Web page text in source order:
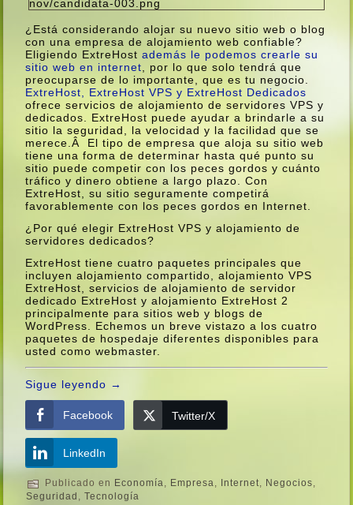
¿Está considerando alojar su nuevo sitio web o blog
con una empresa de alojamiento web confiable?
Eligiendo ExtreHostademás le podemos crearle su
sitio web en internet , por lo que solo tendrá que
preocuparse de lo importante, que es tu negocio.
ExtreHost, ExtreHost VPS y ExtreHost Dedicados
ofrece servicios de alojamiento de servidores VPS y
dedicados. ExtreHost puede ayudar a brindarle a su
sitio la seguridad, la velocidad y la facilidad que se
merece.Â El tipo de empresa que aloja su sitio web
tiene una forma de determinar hasta qué punto su
sitio puede competir con los peces gordos y cuánto
tráfico y dinero obtiene a largo plazo. Con
ExtreHost, su sitio seguramente competirá
favorablemente con los peces gordos en Internet.
¿Por qué elegir ExtreHost VPS y alojamiento de
servidores dedicados?
ExtreHost tiene cuatro paquetes principales que
incluyen alojamiento compartido, alojamiento VPS
ExtreHost, servicios de alojamiento de servidor
dedicado ExtreHost y alojamiento ExtreHost 2
principalmente para sitios web y blogs de
WordPress. Echemos un breve vistazo a los cuatro
paquetes de hospedaje diferentes disponibles para
usted como webmaster.
Sigue leyendo →
Facebook Twitter/X
LinkedIn
Publicado en Economí­a, Empresa, Internet, Negocios,
Seguridad ,Tecnologí­a